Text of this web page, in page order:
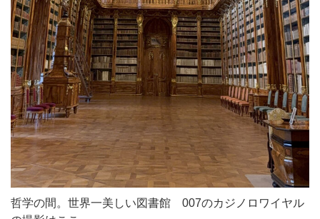
哲学の間。世界一美しい図書館 007のカジノロワイヤル